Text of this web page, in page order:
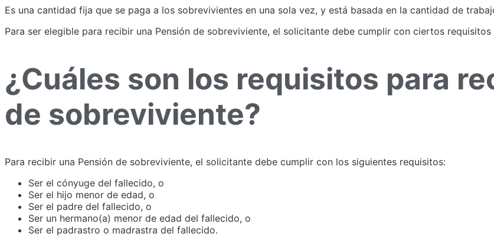
Es una cantidad fija que se paga a los sobrevivientes en una sola vez, y está basada en la cantidad de
Para ser elegible para recibir una Pensión de sobreviviente, el solicitante debe cumplir con ciertos
¿Cuáles son los requisitos para
de sobreviviente?
Para recibir una Pensión de sobreviviente, el solicitante debe cumplir con los siguientes requisitos:
Ser el cónyuge del fallecido, o
Ser el hijo menor de edad, o
Ser el padre del fallecido, o
Ser un hermano(a) menor de edad del fallecido, o
Ser el padrastro o madrastra del fallecido.